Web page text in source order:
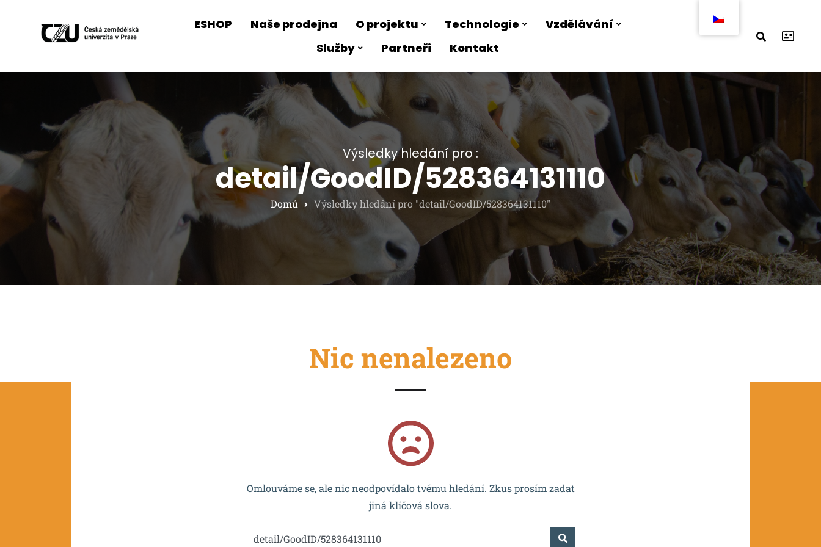
ESHOP Naše prodejna O projektu Technologie
Vzdělávání
Služby
Partneři Kontakt
Výsledky hledání pro :
detail/GoodID/528364131110
Domů Výsledky hledání pro "detail/GoodID/528364131110"
Nic nenalezeno
Omlouváme se, ale nic neodpovídalo tvému hledání. Zkus prosím zadat
jiná klíčová slova.